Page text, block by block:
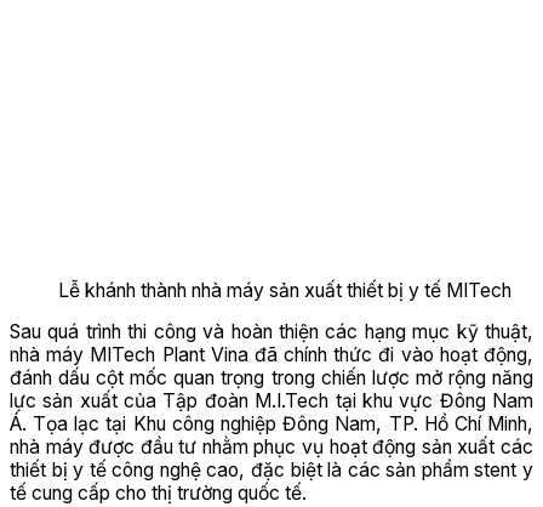
Lễ khánh thành nhà máy sản xuất thiết bị y tế MITech
Sau quá trình thi công và hoàn thiện các hạng mục kỹ thuật,
nhà máy MITech Plant Vina đã chính thức đi vào hoạt động,
đánh dấu cột mốc quan trọng trong chiến lược mở rộng năng
lực sản xuất của Tập đoàn M.I.Tech tại khu vực Đông Nam
Á. Tọa lạc tại Khu công nghiệp Đông Nam, TP. Hồ Chí Minh,
nhà máy được đầu tư nhằm phục vụ hoạt động sản xuất các
thiết bị y tế công nghệ cao, đặc biệt là các sản phẩm stent y
tế cung cấp cho thị trường quốc tế.